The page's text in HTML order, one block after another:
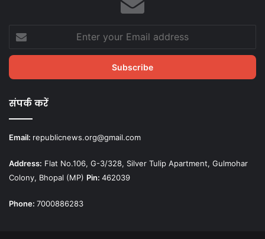
your
Email
संपर्क करें
Email: republicnews.org@gmail.com
Address: Flat No.106, G-3/328, Silver Tulip Apartment, Gulmohar
Colony, Bhopal (MP) Pin: 462039
Phone: 7000886283